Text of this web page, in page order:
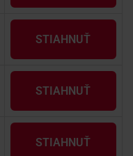
STIAHNUŤ
STIAHNUŤ
STIAHNUŤ